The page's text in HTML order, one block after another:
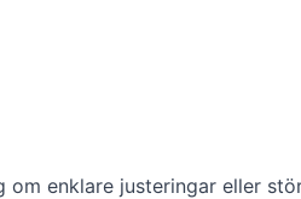
enklare justeringar eller